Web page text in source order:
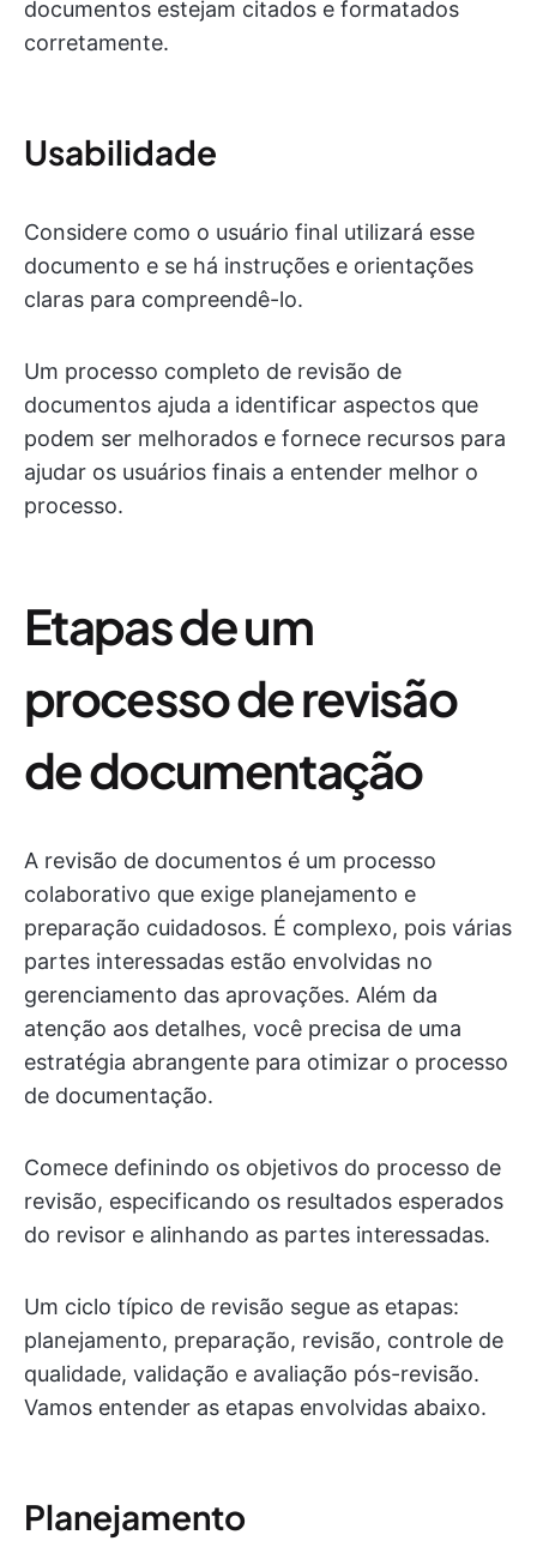
documentos estejam citados e formatados
corretamente.
Usabilidade
Considere como o usuário final utilizará esse
documento e se há instruções e orientações
claras para compreendê-lo.
Um processo completo de revisão de
documentos ajuda a identificar aspectos que
podem ser melhorados e fornece recursos para
ajudar os usuários finais a entender melhor o
processo.
Etapas de um
processo de revisão
de documentação
A revisão de documentos é um processo
colaborativo que exige planejamento e
preparação cuidadosos. É complexo, pois várias
partes interessadas estão envolvidas no
gerenciamento das aprovações. Além da
atenção aos detalhes, você precisa de uma
estratégia abrangente para otimizar o processo
de documentação.
Comece definindo os objetivos do processo de
revisão, especificando os resultados esperados
do revisor e alinhando as partes interessadas.
Um ciclo típico de revisão segue as etapas:
planejamento, preparação, revisão, controle de
qualidade, validação e avaliação pós-revisão.
Vamos entender as etapas envolvidas abaixo.
Planejamento